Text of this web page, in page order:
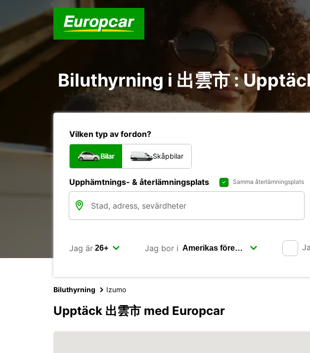
Biluthyrning i 出雲市 :
Vilken typ av fordon?
Bilar Skåpbilar
Upphämtnings- & återlämningsplats Samma återlämningsplats
Jag är Jag bor i
Biluthyrning Izumo
Upptäck 出雲市 med Europcar